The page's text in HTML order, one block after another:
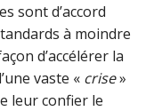
sont d’accord
à moindre
d’accélérer la
vaste « crise»
leur confier le